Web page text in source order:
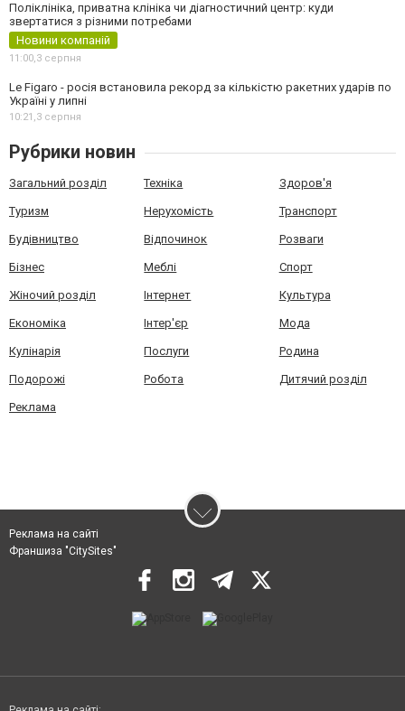
Поліклініка, приватна клініка чи діагностичний центр: куди
звертатися з різними потребами
Новини компаній
11:00,3 серпня
Le Figaro - росія встановила рекорд за кількістю ракетних ударів по
Україні у липні
10:21,3 серпня
Рубрики новин
Загальний розділ Техніка Здоров'я
Туризм Нерухомість Транспорт
Будівництво Відпочинок Розваги
Бізнес Меблі Спорт
Жіночий розділ Інтернет Культура
Економіка Інтер'єр Мода
Кулінарія Послуги Родина
Подорожі Робота Дитячий розділ
Реклама
Реклама на сайті
Франшиза "CitySites"